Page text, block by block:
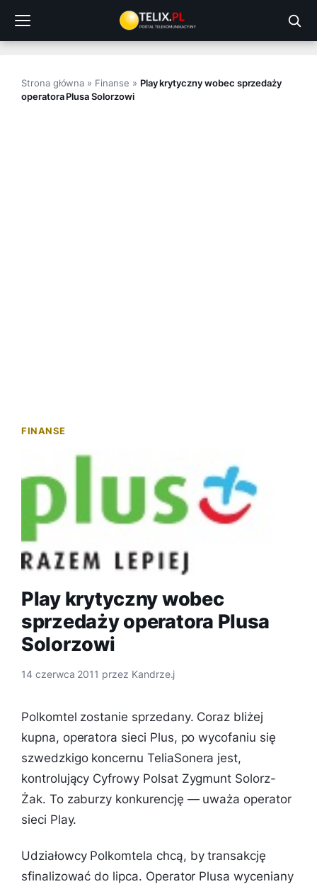
treści
Strona główna » Finanse » Play krytyczny wobec sprzedaży
operatora Plusa Solorzowi
FINANSE
Play krytyczny wobec
sprzedaży operatora Plusa
Solorzowi
14 czerwca 2011 przez Kandrze.j
Polkomtel zostanie sprzedany. Coraz bliżej
kupna, operatora sieci Plus, po wycofaniu się
szwedzkigo koncernu TeliaSonera jest,
kontrolujący Cyfrowy Polsat Zygmunt Solorz-
Żak. To zaburzy konkurencję — uważa operator
sieci Play.
Udziałowcy Polkomtela chcą, by transakcję
sfinalizować do lipca. Operator Plusa wyceniany